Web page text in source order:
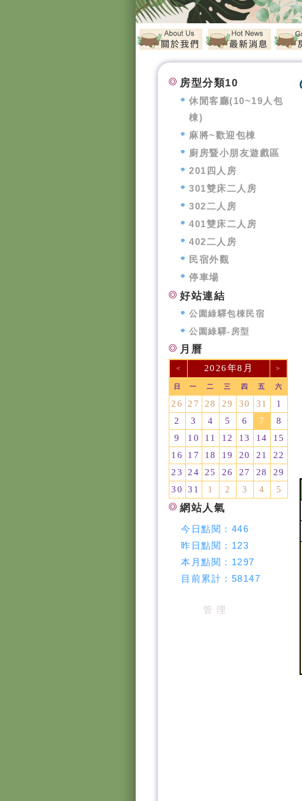
房型分類10
休閒客廳(10~19人包
棟)
麻將~歡迎包棟
廚房暨小朋友遊戲區
201四人房
301雙床二人房
302二人房
401雙床二人房
402二人房
民宿外觀
停車場
好站連結
公園綠驛包棟民宿
公園綠驛-房型
月曆
< 2026年8月 >
日 一 二 三 四 五 六
26 27 28 29 30 31
1
2
3 4 5 6 7
8
9
10 11 12 13 14
15
16
17 18 19 20 21
22
23
24 25 26 27 28
29
30
31 1 2 3 4 5
網站人氣
今日點閱： 446
昨日點閱： 123
本月點閱： 1297
目前累計： 58147
管 理